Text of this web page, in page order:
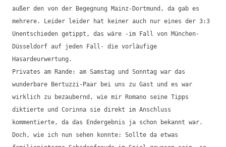
außer den von der Begegnung Mainz-Dortmund, da gab es
mehrere. Leider leider hat keiner auch nur eines der 3:3
Unentschieden getippt, das wäre -im Fall von München-
Düsseldorf auf jeden Fall- die vorläufige
Hasardeurwertung.
Privates am Rande: am Samstag und Sonntag war das
wunderbare Bertuzzi-Paar bei uns zu Gast und es war
wirklich zu bezaubernd, wie mir Romano seine Tipps
diktierte und Corinna sie direkt im Anschluss
kommentierte, da das Endergebnis ja schon bekannt war.
Doch, wie ich nun sehen konnte: Sollte da etwas